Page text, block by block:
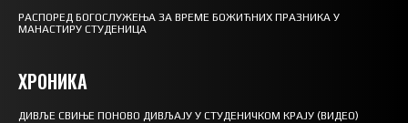
РАСПОРЕД БОГОСЛУЖЕЊА ЗА ВРЕМЕ БОЖИЋНИХ ПРАЗНИКА У
МАНАСТИРУ СТУДЕНИЦА
ХРОНИКА
ДИВЉЕ СВИЊЕ ПОНОВО ДИВЉАЈУ У СТУДЕНИЧКОМ КРАЈУ (ВИДЕО)